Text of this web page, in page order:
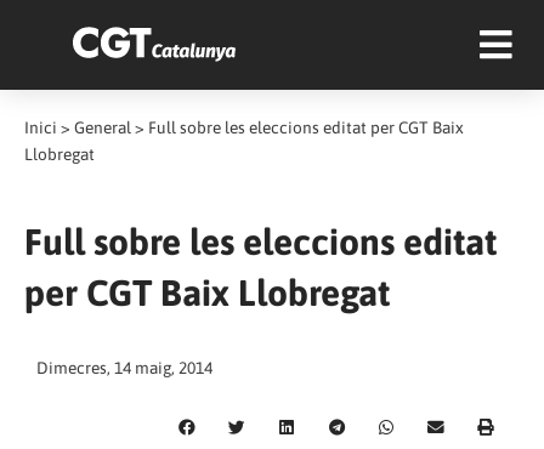
Inici > General > Full sobre les eleccions editat per CGT Baix
Llobregat
Full sobre les eleccions editat
per CGT Baix Llobregat
Dimecres, 14 maig, 2014